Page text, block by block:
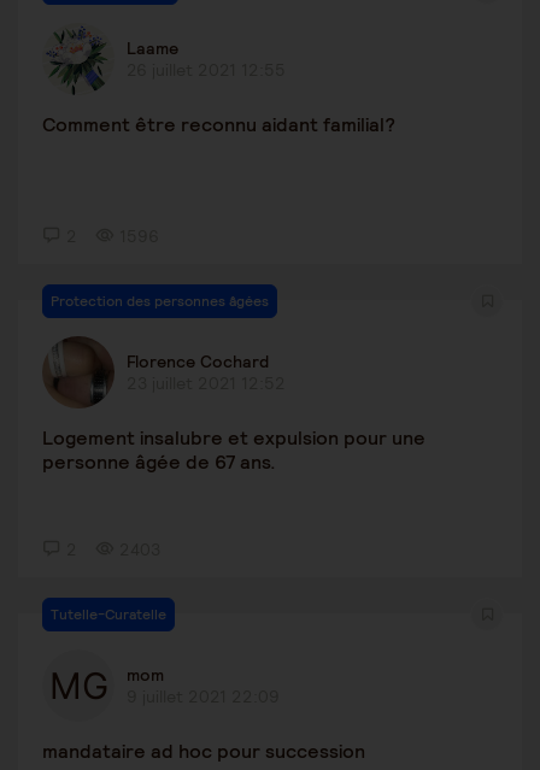
Laame
Comment être reconnu aidant familial?
Protection des personnes âgées
Florence Cochard
Logement insalubre et expulsion pour une
personne âgée de 67 ans.
Tutelle-Curatelle
mom
mandataire ad hoc pour succession